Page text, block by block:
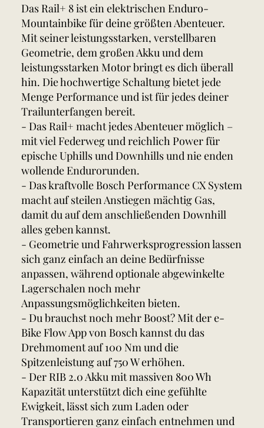
Das Rail+ 8 ist ein elektrischen Enduro-
Mountainbike für deine größten Abenteuer.
Mit seiner leistungsstarken, verstellbaren
Geometrie, dem großen Akku und dem
leistungsstarken Motor bringt es dich überall
hin. Die hochwertige Schaltung bietet jede
Menge Performance und ist für jedes deiner
Trailunterfangen bereit.
- Das Rail+ macht jedes Abenteuer möglich –
mit viel Federweg und reichlich Power für
epische Uphills und Downhills und nie enden
wollende Endurorunden.
- Das kraftvolle Bosch Performance CX System
macht auf steilen Anstiegen mächtig Gas,
damit du auf dem anschließenden Downhill
alles geben kannst.
- Geometrie und Fahrwerksprogression lassen
sich ganz einfach an deine Bedürfnisse
anpassen, während optionale abgewinkelte
Lagerschalen noch mehr
Anpassungsmöglichkeiten bieten.
- Du brauchst noch mehr Boost? Mit der e-
Bike Flow App von Bosch kannst du das
Drehmoment auf 100 Nm und die
Spitzenleistung auf 750 W erhöhen.
- Der RIB 2.0 Akku mit massiven 800 Wh
Kapazität unterstützt dich eine gefühlte
Ewigkeit, lässt sich zum Laden oder
Transportieren ganz einfach entnehmen und